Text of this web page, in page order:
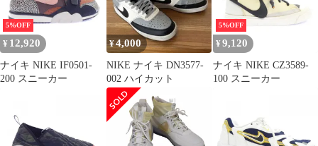
ト系 25.5cm【中古】
5%OFF
¥ 12,920
ナイキ NIKE IF0501-
200 スニーカー
¥4,000
NIKE ナイキ DN3577-
002 ハイカット
5%OFF
¥ 9,120
ナイキ NIKE CZ3589-
100 スニーカー